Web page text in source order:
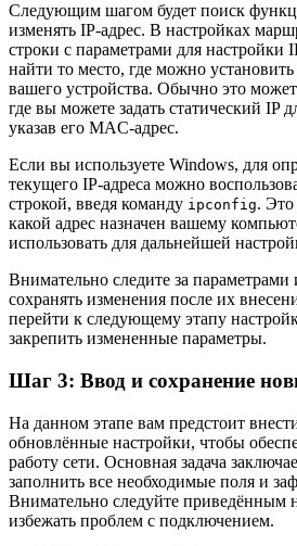
Следующим шагом будет поиск
изменять IP-адрес. В настройках
строки с параметрами для настройки
найти то место, где можно
вашего устройства. Обычно это
где вы можете задать статический IP
указав его MAC-адрес.
Если вы используете Windows, для
текущего IP-адреса можно
строкой, введя команду ipconfig. Это
какой адрес назначен вашему
использовать для дальнейшей
Внимательно следите за параметрами
сохранять изменения после их
перейти к следующему этапу
закрепить измененные параметры.
Шаг 3: Ввод и сохранение
На данном этапе вам предстоит
обновлённые настройки, чтобы
работу сети. Основная задача
заполнить все необходимые поля и
Внимательно следуйте приведённым
избежать проблем с подключением.